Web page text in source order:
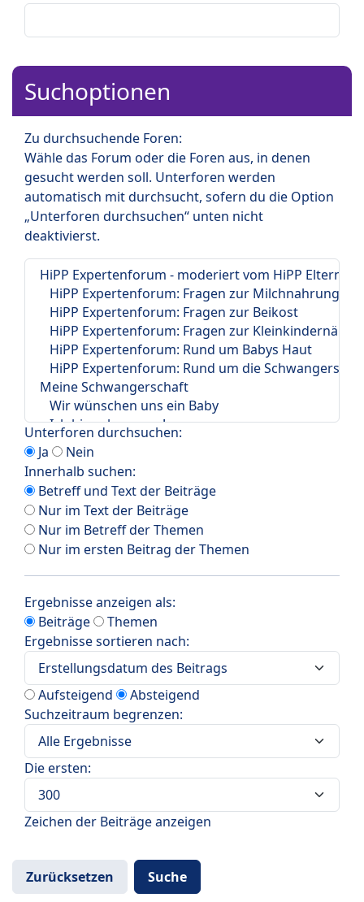
Suchoptionen
Zu durchsuchende Foren:
Wähle das Forum oder die Foren aus, in denen
gesucht werden soll. Unterforen werden
automatisch mit durchsucht, sofern du die Option
„Unterforen durchsuchen“ unten nicht
deaktivierst.
Unterforen durchsuchen:
Ja
Nein
Innerhalb suchen:
Betreff und Text der Beiträge
Nur im Text der Beiträge
Nur im Betreff der Themen
Nur im ersten Beitrag der Themen
Ergebnisse anzeigen als:
Beiträge
Themen
Ergebnisse sortieren nach:
Aufsteigend
Absteigend
Suchzeitraum begrenzen:
Die ersten:
Zeichen der Beiträge anzeigen